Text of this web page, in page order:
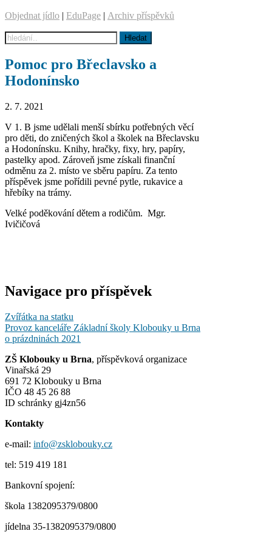
Objednat jídlo | EduPage | Archiv příspěvků
Pomoc pro Břeclavsko a
Hodonínsko
2. 7. 2021
V 1. B jsme udělali menší sbírku potřebných věcí
pro děti, do zničených škol a školek na Břeclavsku
a Hodonínsku. Knihy, hračky, fixy, hry, papíry,
pastelky apod. Zároveň jsme získali finanční
odměnu za 2. místo ve sběru papíru. Za tento
příspěvek jsme pořídili pevné pytle, rukavice a
hřebíky na trámy.
Velké poděkování dětem a rodičům. Mgr.
Ivičičová
Navigace pro příspěvek
Zvířátka na statku
Provoz kanceláře Základní školy Klobouky u Brna
o prázdninách 2021
ZŠ Klobouky u Brna, příspěvková organizace
Vinařská 29
691 72 Klobouky u Brna
IČO 48 45 26 88
ID schránky gj4zn56
Kontakty
e-mail: info@zsklobouky.cz
tel: 519 419 181
Bankovní spojení:
škola 1382095379/0800
jídelna 35-1382095379/0800